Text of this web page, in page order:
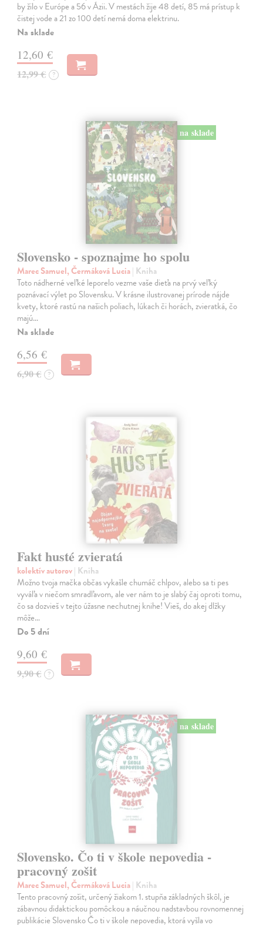
by žilo v Európe a 56 v Ázii. V mestách žije 48 detí, 85 má prístup k
čistej vode a 21 zo 100 detí nemá doma elektrinu.
Na sklade
12,60 €
12,99 € ?
na sklade
Slovensko - spoznajme ho spolu
Marec Samuel, Čermáková Lucia| Kniha
Toto nádherné veľké leporelo vezme vaše dieťa na prvý veľký
poznávací výlet po Slovensku. V krásne ilustrovanej prírode nájde
kvety, ktoré rastú na našich poliach, lúkach či horách, zvieratká, čo
majú…
Na sklade
6,56 €
6,90 € ?
Fakt husté zvieratá
kolektív autorov| Kniha
Možno tvoja mačka občas vykašle chumáč chlpov, alebo sa ti pes
vyváľa v niečom smradľavom, ale ver nám to je slabý čaj oproti tomu,
čo sa dozvieš v tejto úžasne nechutnej knihe! Vieš, do akej dlžky
môže…
Do 5 dní
9,60 €
9,90 € ?
na sklade
Slovensko. Čo ti v škole nepovedia -
pracovný zošit
Marec Samuel, Čermáková Lucia| Kniha
Tento pracovný zošit, určený žiakom 1. stupňa základných škôl, je
zábavnou didaktickou pomôckou a náučnou nadstavbou rovnomennej
publikácie Slovensko Čo ti v škole nepovedia, ktorá vyšla vo